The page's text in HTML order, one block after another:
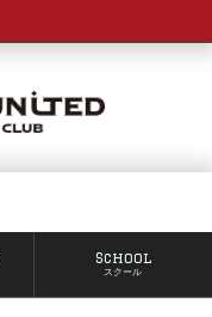
School
スクール